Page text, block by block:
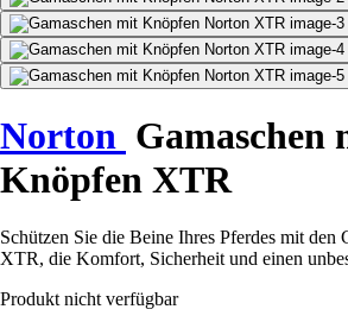
Norton Gamaschen
Knöpfen XTR
Schützen Sie die Beine Ihres Pferdes mit den
XTR, die Komfort, Sicherheit und einen
Produkt nicht verfügbar